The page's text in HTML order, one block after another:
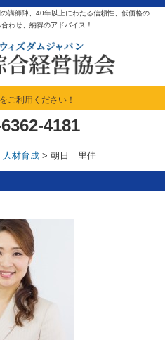
講師陣、40年以上にわたる信頼性、低価格の
わせ、納得のアドバイス！
ご利用ください！
4181
人材育成 > 朝日 里佳